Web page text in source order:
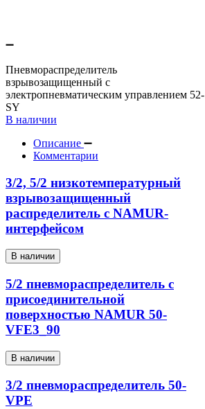
Пневмораспределитель
взрывозащищенный с
электропневматическим управлением 52-
SY
В наличии
Описание
Комментарии
3/2, 5/2 низкотемпературный
взрывозащищенный
распределитель с NAMUR-
интерфейсом
В наличии
5/2 пневмораспределитель с
присоединительной
поверхностью NAMUR 50-
VFE3_90
В наличии
3/2 пневмораспределитель 50-
VPE